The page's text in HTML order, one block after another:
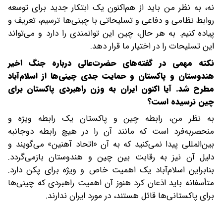
نه، به نظر من باید از هم‌اکنون یک ابتکار جدید برای توسعه
روابط نظامی و دفاعی و تسلیحاتی با چینی‌ها ترسیم، تعریف و
پیاده کنیم. به هر حال، چین این توانمندی را دارد و می‌تواند
این تسلیحات را در اختیار ما قرار دهد.
‌‌نکته مهمی در گفته‌های حضرت‌عالی درباره جنگ اخیر
هندوستان و پاکستان و حمایت جدی چینی‌ها از اسلام‌آباد
مطرح شد. آیا اکنون ایران به وزن راهبردی پاکستان برای
چین نرسیده است؟
‌به نظر من، رابطه چین و پاکستان یک رابطه ویژه و
منحصربه‌فرد است که مانند آن را در هیچ رابطه دوجانبه
بین‌المللی پیدا نمی‌کنید که به آن «اتحاد آهنین» می‌گویند و
دلیل آن نیز به رقابت بین چین و هندوستان بازمی‌گردد.
بنابراین اسلام‌آباد یک اهمیت خاص و ویژه‌‌ برای پکن دارد.
متأسفانه باید اذعان کرد ‌‌هنوز آن اهمیت راهبردی که چینی‌ها
برای پاکستانی‌ها قائل هستند، در مورد ایران ندارند.